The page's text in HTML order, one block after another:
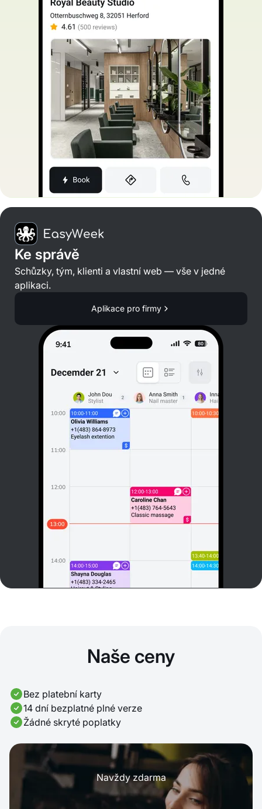
Ke správě
Schůzky, tým, klienti a vlastní web — vše v jedné
aplikaci.
Aplikace pro firmy
Naše ceny
Bez platební karty
14 dní bezplatné plné verze
Žádné skryté poplatky
Navždy zdarma